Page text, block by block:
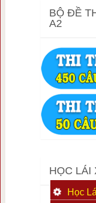
BỘ ĐỀ
A2
HỌC LÁI
Học